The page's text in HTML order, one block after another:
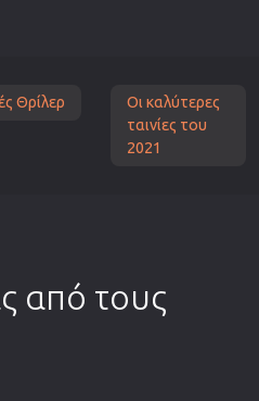
Θρίλερ
Οι καλύτερες
ταινίες του
2021
από τους